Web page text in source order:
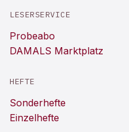
LESERSERVICE
Probeabo
DAMALS Marktplatz
HEFTE
Sonderhefte
Einzelhefte